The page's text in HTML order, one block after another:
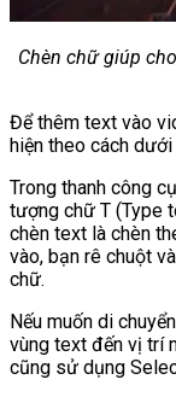
Chèn chữ giúp
Để thêm text vào
hiện theo cách dưới
Trong thanh công
tượng chữ T (Type
chèn text là chèn
vào, bạn rê chuột
chữ.
Nếu muốn di
vùng text đến vị trí
cũng sử dụng